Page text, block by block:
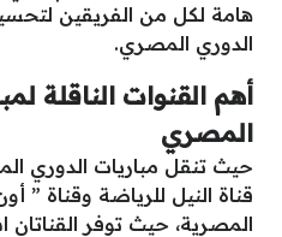
هامة لكل من الفريقين
الدوري المصري.
أهم القنوات الناقلة
المصري
حيث تنقل مباريات الدوري
قناة النيل للرياضة وقناة ”
المصرية، حيث توفر القناتان